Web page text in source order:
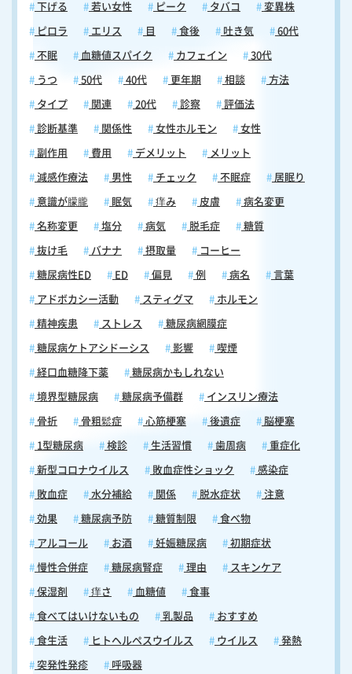
下げる 若い女性 ピーク タバコ 変異株
ピロラ エリス 目 食後 吐き気 60代
不眠 血糖値スパイク カフェイン 30代
うつ 50代 40代 更年期 相談 方法
タイプ 関連 20代 診察 評価法
診断基準 関係性 女性ホルモン 女性
副作用 費用 デメリット メリット
減感作療法 男性 チェック 不眠症 居眠り
意識が朦朧 眠気 痒み 皮膚 病名変更
名称変更 塩分 病気 脱毛症 糖質
抜け毛 バナナ 摂取量 コーヒー
糖尿病性ED ED 偏見 例 病名 言葉
アドボカシー活動 スティグマ ホルモン
精神疾患 ストレス 糖尿病網膜症
糖尿病ケトアシドーシス 影響 喫煙
経口血糖降下薬 糖尿病かもしれない
境界型糖尿病 糖尿病予備群 インスリン療法
骨折 骨粗鬆症 心筋梗塞 後遺症 脳梗塞
1型糖尿病 検診 生活習慣 歯周病 重症化
新型コロナウイルス 敗血症性ショック 感染症
敗血症 水分補給 関係 脱水症状 注意
効果 糖尿病予防 糖質制限 食べ物
アルコール お酒 妊娠糖尿病 初期症状
慢性合併症 糖尿病腎症 理由 スキンケア
保湿剤 痒さ 血糖値 食事
食べてはいけないもの 乳製品 おすすめ
食生活 ヒトヘルペスウイルス ウイルス 発熱
突発性発疹 呼吸器